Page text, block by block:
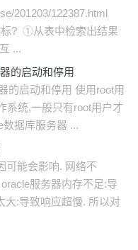
201203/122387.html
标? ①从表中检索出结果
...
的启动和停用
的启动和停用 使用root用
系统,一般只有root用户才
据库服务器 ...
可能会影响. 网络不
服务器内存不足:导
大:导致响应超慢. 所以对